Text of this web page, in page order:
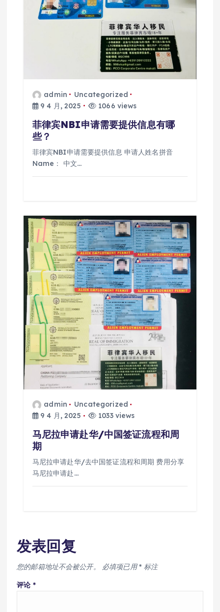
admin
Uncategorized
9 4 月, 2025
1066 views
菲律宾NBI申请需要提供信息有哪
些？
菲律宾NBI申请需要提供信息 申请人姓名拼音
Name： 中文…
admin
Uncategorized
9 4 月, 2025
1033 views
马尼拉申请赴华/中国签证流程和周
期
马尼拉申请赴华/去中国签证流程和周期 费用分享
马尼拉申请赴…
发表回复
您的邮箱地址不会被公开。 必填项已用* 标注
评论 *